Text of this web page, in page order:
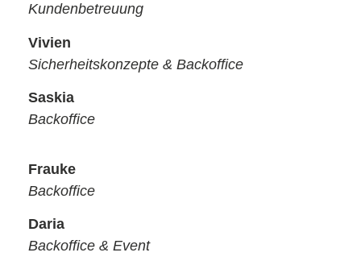
Kundenbetreuung
Vivien
Sicherheitskonzepte & Backoffice
Saskia
Backoffice
Frauke
Backoffice
Daria
Backoffice & Event